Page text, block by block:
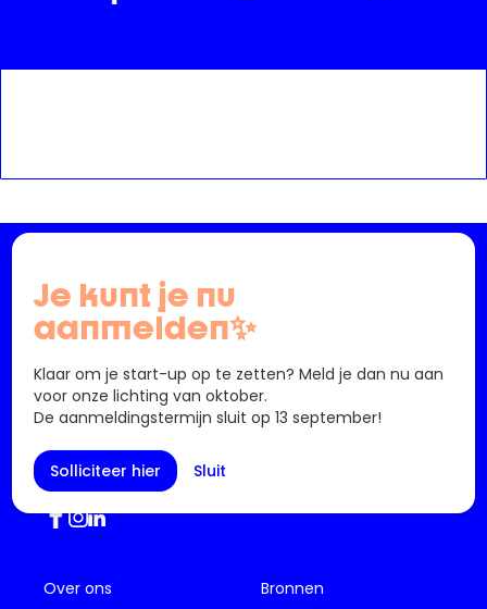
info@startlab.brussels - (+32) 02 880 63 00
61 Sint-Michielsstraat
1040 Etterbeek
Over ons Bronnen
Je kunt je nu
aanmelden✨
Klaar om je start-up op te zetten? Meld je dan nu aan
voor onze lichting van oktober.
De aanmeldingstermijn sluit op 13 september!
Solliciteer hier Sluit